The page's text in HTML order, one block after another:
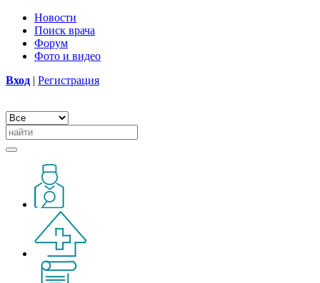
Новости
Поиск врача
Форум
Фото и видео
Вход | Регистрация